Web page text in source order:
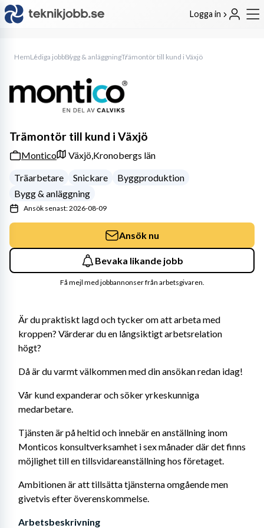
Logga in
HemLediga jobbBygg & anläggningTrämontör till kund i Växjö
Är du praktiskt lagd och tycker om att arbeta med
kroppen? Värderar du en långsiktigt arbetsrelation
högt?
Då är du varmt välkommen med din ansökan redan idag!
Vår kund expanderar och söker yrkeskunniga
medarbetare.
Tjänsten är på heltid och innebär en anställning inom
Monticos konsultverksamhet i sex månader där det finns
möjlighet till en tillsvidareanställning hos företaget.
Ambitionen är att tillsätta tjänsterna omgående men
givetvis efter överenskommelse.
Arbetsbeskrivning
Trämontör till kund i Växjö
Montico Växjö,Kronobergs län
Träarbetare
Snickare
Byggproduktion
Bygg & anläggning
Ansök senast: 2026-08-09
Ansök nu
Bevaka likande jobb
Få mejl med jobbannonser från arbetsgivaren.